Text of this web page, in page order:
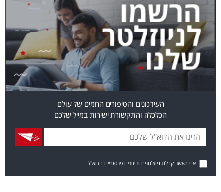
העידכונים והסיפורים החמים של עולם
הכלכלה והתקשורת ישירות במייל שלכם
אני מאשר קבלת ניוזלטרים ודיוורים פרסומיים בדוא"ל